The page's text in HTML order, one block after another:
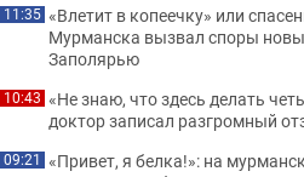
11:35 «Влетит в копеечку» или
Мурманска вызвал споры
Заполярью
10:43 «Не знаю, что здесь делать
доктор записал разгромный
09:21 «Привет, я белка!»: на